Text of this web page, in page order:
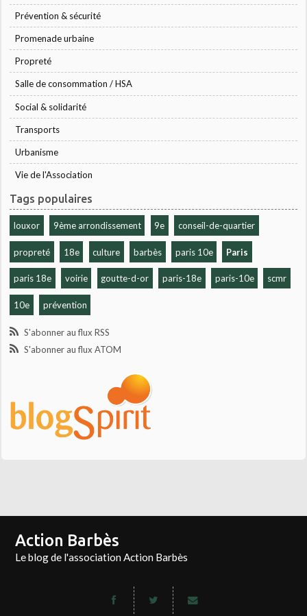
Prévention & sécurité
Promenade urbaine
Propreté
Salle de consommation / HSA
Social & solidarité
Transports
Urbanisme
Vie de l'Association
Tags populaires
louxor 9ème arrondissement 9e conseil-de-quartier
propreté 18e culture barbès paris 10e Paris
paris 18e voirie goutte-d-or paris-18e paris-10e scmr
10e prévention
S'abonner au flux RSS
S'abonner au flux ATOM
Action Barbès
Le blog de l'association Action Barbès